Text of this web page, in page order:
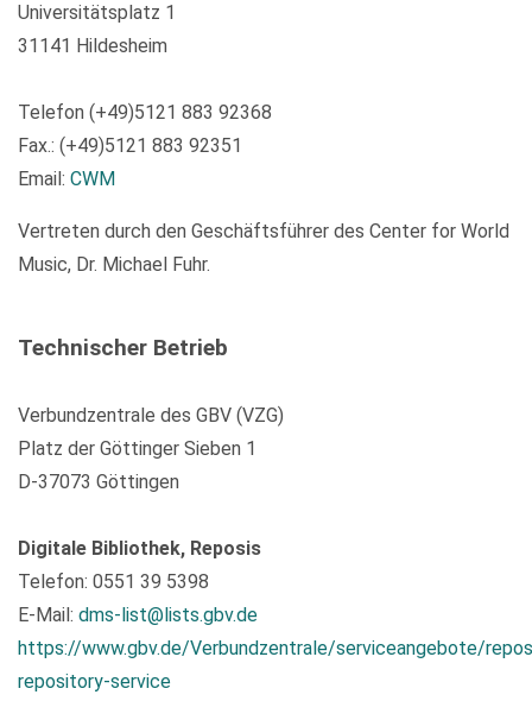
Universitätsplatz 1
31141 Hildesheim
Telefon (+49)5121 883 92368
Fax.: (+49)5121 883 92351
Email: CWM
Vertreten durch den Geschäftsführer des Center for World
Music, Dr. Michael Fuhr.
Technischer Betrieb
Verbundzentrale des GBV (VZG)
Platz der Göttinger Sieben 1
D-37073 Göttingen
Digitale Bibliothek, Reposis
Telefon: 0551 39 5398
E-Mail: dms-list@lists.gbv.de
https://www.gbv.de/Verbundzentrale/serviceangebote/
repository-service